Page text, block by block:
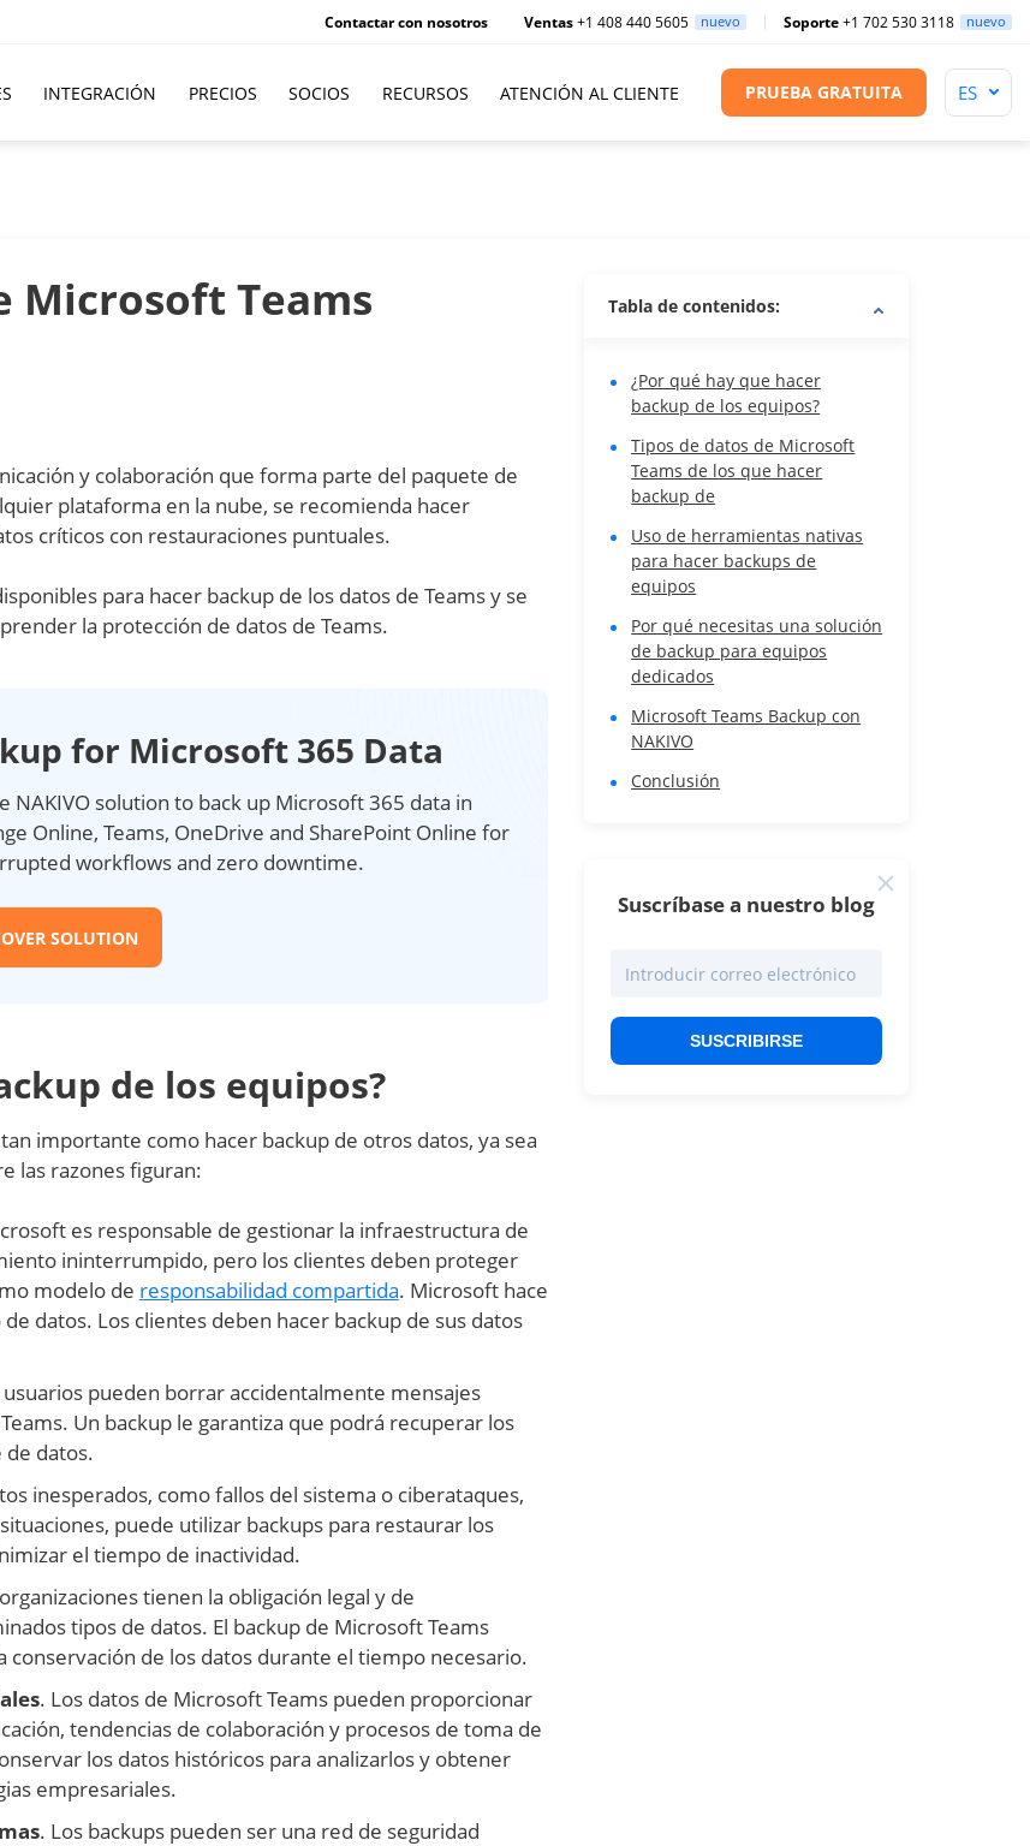
Contactar con nosotros Ventas+1 408 440 5605 nuevo Soporte+1 702 530 3118 nuevo
INTEGRACIÓN PRECIOS SOCIOS RECURSOS ATENCIÓN AL CLIENTE PRUEBA GRATUITA
Microsoft Teams
y colaboración que forma parte del paquete de
plataforma en la nube, se recomienda hacer
críticos con restauraciones puntuales.
para hacer backup de los datos de Teams y se
la protección de datos de Teams.
for Microsoft 365 Data
NAKIVO solution to back up Microsoft 365 data in
Online, Teams, OneDrive and SharePoint Online for
workflows and zero downtime.
SOLUTION
de los equipos?
importante como hacer backup de otros datos, ya sea
las razones figuran:
es responsable de gestionar la infraestructura de
ininterrumpido, pero los clientes deben proteger
modelo de responsabilidad compartida. Microsoft hace
datos. Los clientes deben hacer backup de sus datos
usuarios pueden borrar accidentalmente mensajes
Un backup le garantiza que podrá recuperar los
datos.
inesperados, como fallos del sistema o ciberataques,
puede utilizar backups para restaurar los
el tiempo de inactividad.
tienen la obligación legal y de
tipos de datos. El backup de Microsoft Teams
de los datos durante el tiempo necesario.
. Los datos de Microsoft Teams pueden proporcionar
tendencias de colaboración y procesos de toma de
los datos históricos para analizarlos y obtener
empresariales.
. Los backups pueden ser una red de seguridad
Tabla de contenidos:
¿Por qué hay que hacer
backup de los equipos?
Tipos de datos de Microsoft
Teams de los que hacer
backup de
Uso de herramientas nativas
para hacer backups de
equipos
Por qué necesitas una solución
de backup para equipos
dedicados
Microsoft Teams Backup con
NAKIVO
Conclusión
Suscríbase a nuestro blog
SUSCRIBIRSE